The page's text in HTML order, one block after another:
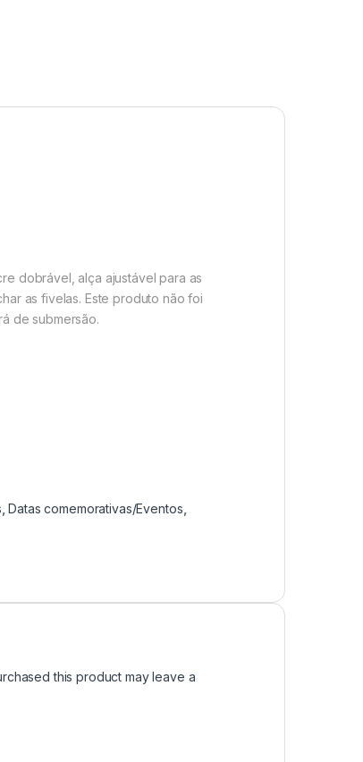
dobrável, alça ajustável para as
as fivelas. Este produto não foi
de submersão.
,Datas comemorativas/Eventos
this product may leave a